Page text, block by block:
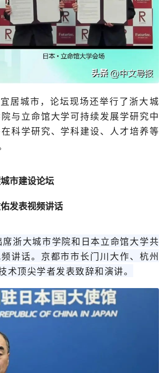
居城市，论坛现场还举行了浙大城
与立命馆大学可持续发展学研究中
科学研究、学科建设、人才培养等
市建设论坛
发表视频讲话
大城市学院和日本立命馆大学共
讲话。京都市市长门川大作、杭州
顶尖学者发表致辞和演讲。